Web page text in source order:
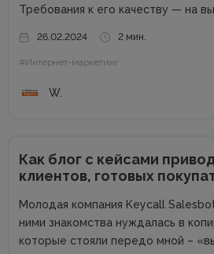
Требования к его качеству — на
успехам. Добротный комплект
обсуждается. Без продвинутого
26.02.2024 2 мин.
#Интернет-маркетинг
W.
Как блог с кейсами
клиентов, готовых
Молодая компания Keycall
ними знакомства нуждалась в
которые стояли передо мной –